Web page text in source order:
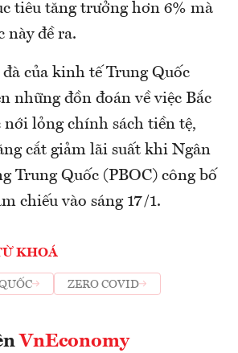
tiêu tăng trưởng hơn 6% mà
này đề ra.
của kinh tế Trung Quốc
những đồn đoán về việc Bắc
nới lỏng chính sách tiền tệ,
cắt giảm lãi suất khi Ngân
Trung Quốc (PBOC) công bố
chiếu vào sáng 17/1.
KHOÁ
ZERO COVID
VnEconomy